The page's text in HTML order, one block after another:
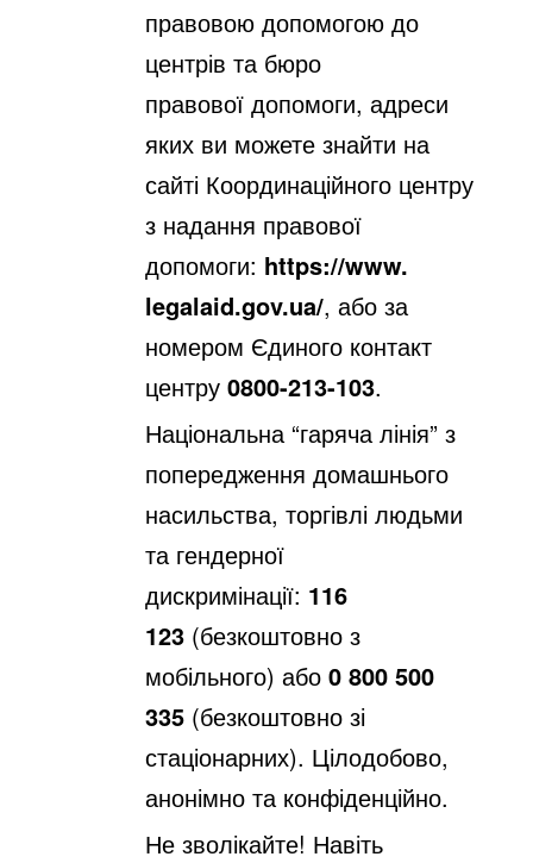
правовою допомогою до
центрів та бюро
правовоїдопомоги, адреси
яких ви можете знайти на
сайті Координаційного центру
з надання правової
допомоги: https://www.
legalaid.gov.ua/, або за
номером Єдиного контакт
центру0800-213-103.
Національна “гаряча лінія” з
попередження домашнього
насильства, торгівлілюдьми
та гендерної
дискримінації: 116
123 (безкоштовно з
мобільного) або0800 500
335 (безкоштовно зі
стаціонарних). Цілодобово,
анонімно та конфіденційно.
Не зволікайте! Навіть